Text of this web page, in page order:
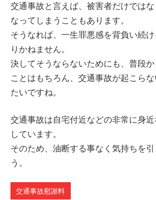
交通事故と言えば、被害者だけでは
なってしまうこともあります。
そうなれば、一生罪悪感を背負い続
りかねません。
決してそうならないためにも、普段
ことはもちろん、交通事故が起こら
たいですね。
交通事故は自宅付近などの非常に身
しています。
そのため、油断する事なく気持ちを
う。
交通事故慰謝料